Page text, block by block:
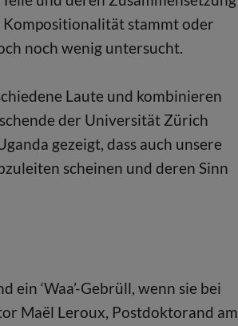
stammt oder
noch wenig untersucht.
Laute und kombinieren
der Universität Zürich
gezeigt, dass auch unsere
scheinen und deren Sinn
ein ‘Waa’-Gebrüll, wenn sie bei
Maël Leroux, Postdoktorand am